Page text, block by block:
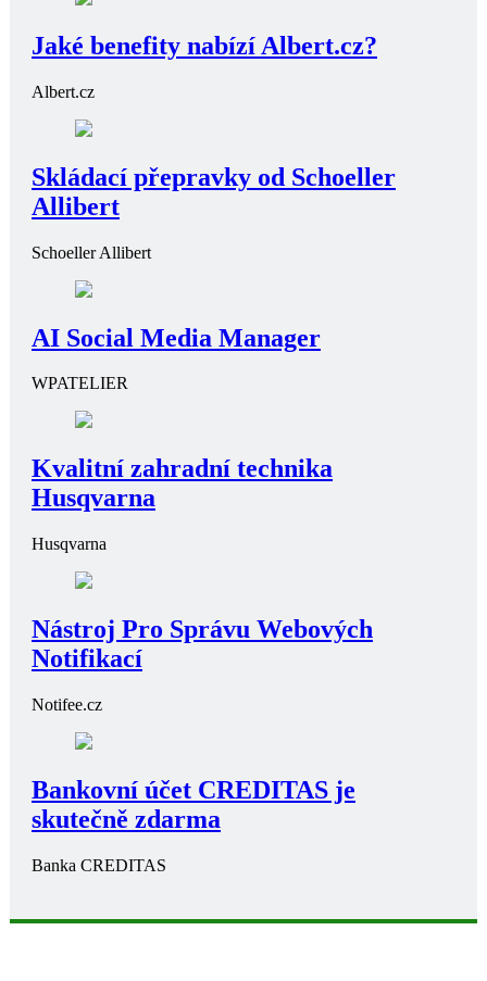
Jaké benefity nabízí Albert.cz?
Albert.cz
Skládací přepravky od Schoeller
Allibert
Schoeller Allibert
AI Social Media Manager
WPATELIER
Kvalitní zahradní technika
Husqvarna
Husqvarna
Nástroj Pro Správu Webových
Notifikací
Notifee.cz
Bankovní účet CREDITAS je
skutečně zdarma
Banka CREDITAS